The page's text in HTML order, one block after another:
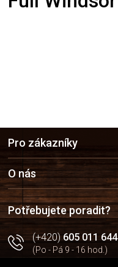
a
t
í
Pro zákazníky
O nás
Potřebujete poradit?
(+420)605 011 644
(Po - Pá 9 - 16 hod.)